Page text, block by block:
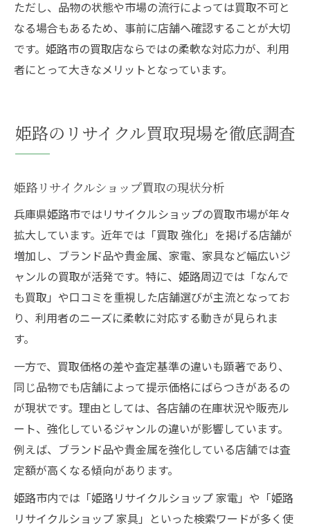
ただし、品物の状態や市場の流行によっては買取不可と
なる場合もあるため、事前に店舗へ確認することが大切
です。姫路市の買取店ならではの柔軟な対応力が、利用
者にとって大きなメリットとなっています。
姫路のリサイクル買取現場を徹底調査
姫路リサイクルショップ買取の現状分析
兵庫県姫路市ではリサイクルショップの買取市場が年々
拡大しています。近年では「買取 強化」を掲げる店舗が
増加し、ブランド品や貴金属、家電、家具など幅広いジ
ャンルの買取が活発です。特に、姫路周辺では「なんで
も買取」や口コミを重視した店舗選びが主流となってお
り、利用者のニーズに柔軟に対応する動きが見られま
す。
一方で、買取価格の差や査定基準の違いも顕著であり、
同じ品物でも店舗によって提示価格にばらつきがあるの
が現状です。理由としては、各店舗の在庫状況や販売ル
ート、強化しているジャンルの違いが影響しています。
例えば、ブランド品や貴金属を強化している店舗では査
定額が高くなる傾向があります。
姫路市内では「姫路リサイクルショップ 家電」や「姫路
リサイクルショップ 家具」といった検索ワードが多く使